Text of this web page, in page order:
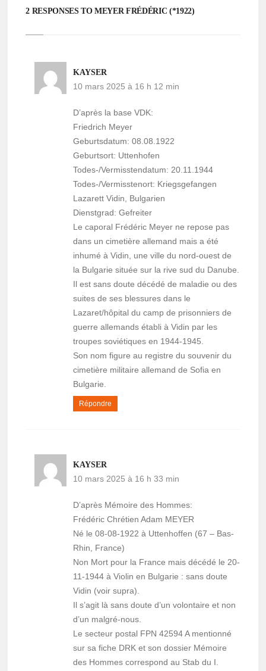
2 RESPONSES TO MEYER FRÉDÉ­RIC (*1922)
KAYSER
10 mars 2025 à 16 h 12 min
D’après la base VDK:
Friedrich Meyer
Geburtsdatum: 08.08.1922
Geburtsort: Uttenhofen
Todes-/Vermisstendatum: 20.11.1944
Todes-/Vermisstenort: Kriegsgefangen
Lazarett Vidin, Bulgarien
Dienstgrad: Gefreiter
Le caporal Frédéric Meyer ne repose pas
dans un cimetière allemand mais a été
inhumé à Vidin, une ville du nord-ouest de
la Bulgarie située sur la rive sud du Danube.
Il est sans doute décédé de maladie ou des
suites de ses blessures dans le
Lazaret/hôpital du camp de prisonniers de
guerre allemands établi à Vidin par les
troupes soviétiques en 1944-1945.
Son nom figure au registre du souvenir du
cimetière militaire allemand de Sofia en
Bulgarie.
Répondre
KAYSER
10 mars 2025 à 16 h 33 min
D’après Mémoire des Hommes:
Frédéric Chrétien Adam MEYER
Né le 08-08-1922 à Uttenhoffen (67 – Bas-
Rhin, France)
Non Mort pour la France mais décédé le 20-
11-1944 à Violin en Bulgarie : sans doute
Vidin (voir supra).
Il s’agit là sans doute d’un volontaire et non
d’un malgré-nous.
Le secteur postal FPN 42594 A mentionné
sur sa fiche DRK et son dossier Mémoire
des Hommes correspond au Stab du I.